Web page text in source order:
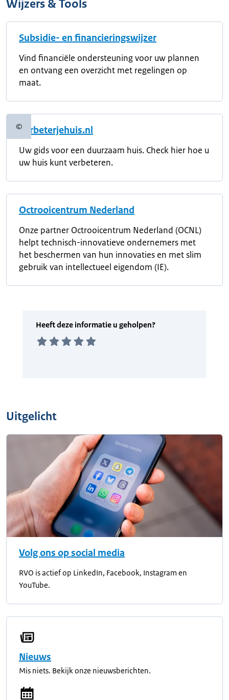
Wijzers & Tools
Subsidie- en financieringswijzer
Vind financiële ondersteuning voor uw plannen
en ontvang een overzicht met regelingen op
maat.
©Copyrightinformatie
Verbeterjehuis.nl
Uw gids voor een duurzaam huis. Check hier hoe u
uw huis kunt verbeteren.
Octrooicentrum Nederland
Onze partner Octrooicentrum Nederland (OCNL)
helpt technisch-innovatieve ondernemers met
het beschermen van hun innovaties en met slim
gebruik van intellectueel eigendom (IE).
Uitgelicht
Volg ons op social media
RVO is actief op LinkedIn, Facebook, Instagram en
YouTube.
Nieuws
Mis niets. Bekijk onze nieuwsberichten.